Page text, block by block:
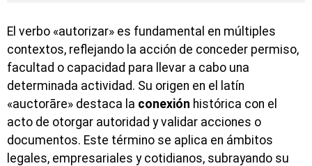
El verbo «autorizar» es fundamental en múltiples
contextos, reflejando la acción de conceder permiso,
facultad o capacidad para llevar a cabo una
determinada actividad. Su origen en el latín
«auctorāre» destaca la conexión histórica con el
acto de otorgar autoridad y validar acciones o
documentos. Este término se aplica en ámbitos
legales, empresariales y cotidianos, subrayando su